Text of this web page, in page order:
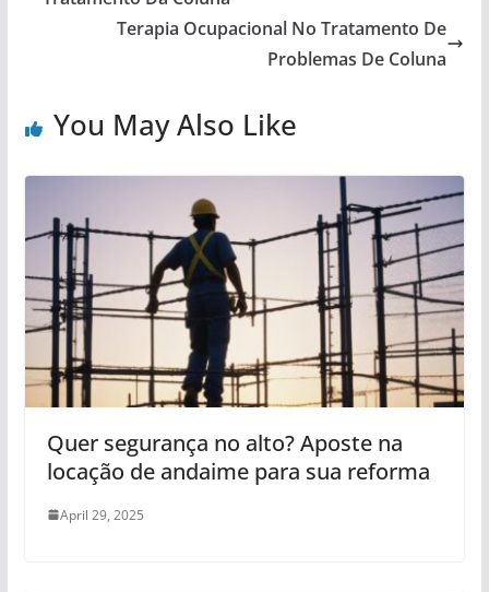
Terapia Ocupacional No Tratamento De
Problemas De Coluna
You May Also Like
Quer segurança no alto? Aposte na
locação de andaime para sua reforma
April 29, 2025